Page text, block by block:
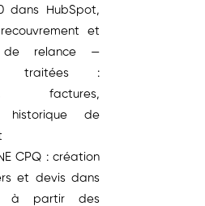
dans HubSpot,
et
de relance —
traitées :
factures,
historique de
CPQ : création
et devis dans
à partir des